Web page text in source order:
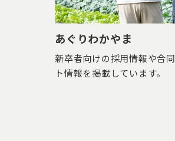
あぐりわかやま
新卒者向けの採用情報や合
ト情報を掲載しています。